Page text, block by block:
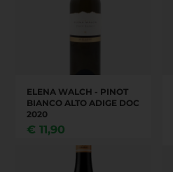
ELENA WALCH - PINOT
BIANCO ALTO ADIGE DOC
2020
€ 11,90